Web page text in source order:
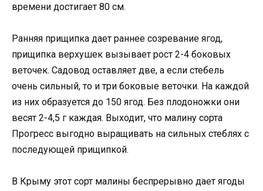
времени достигает 80 см.
Ранняя прищипка дает раннее созревание ягод,
прищипка верхушек вызывает рост 2-4 боковых
веточек. Садовод оставляет две, а если стебель
очень сильный, то и три боковые веточки. На каждой
из них образуется до 150 ягод. Без плодоножки они
весят 2-4,5 г каждая. Выходит, что малину сорта
Прогресс выгодно выращивать на сильных стеблях с
последующей прищипкой.
В Крыму этот сорт малины беспрерывно дает ягоды